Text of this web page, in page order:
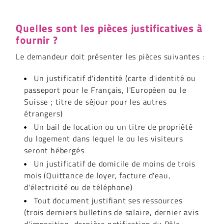
Quelles sont les pièces justificatives à
fournir ?
Le demandeur doit présenter les pièces suivantes :
Un justificatif d'identité (carte d'identité ou
passeport pour le Français, l'Européen ou le
Suisse ; titre de séjour pour les autres
étrangers)
Un bail de location ou un titre de propriété
du logement dans lequel le ou les visiteurs
seront hébergés
Un justificatif de domicile de moins de trois
mois (Quittance de loyer, facture d'eau,
d'électricité ou de téléphone)
Tout document justifiant ses ressources
(trois derniers bulletins de salaire, dernier avis